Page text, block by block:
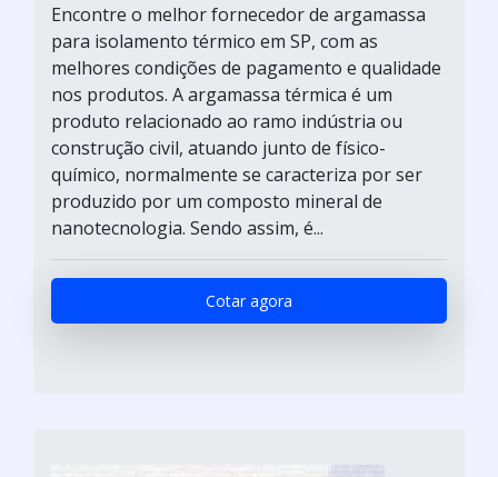
Encontre o melhor fornecedor de argamassa
para isolamento térmico em SP, com as
melhores condições de pagamento e qualidade
nos produtos. A argamassa térmica é um
produto relacionado ao ramo indústria ou
construção civil, atuando junto de físico-
químico, normalmente se caracteriza por ser
produzido por um composto mineral de
nanotecnologia. Sendo assim, é...
Cotar agora